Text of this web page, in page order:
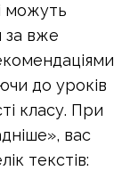
можуть
за вже
до уроків
класу. При
вас
текстів: